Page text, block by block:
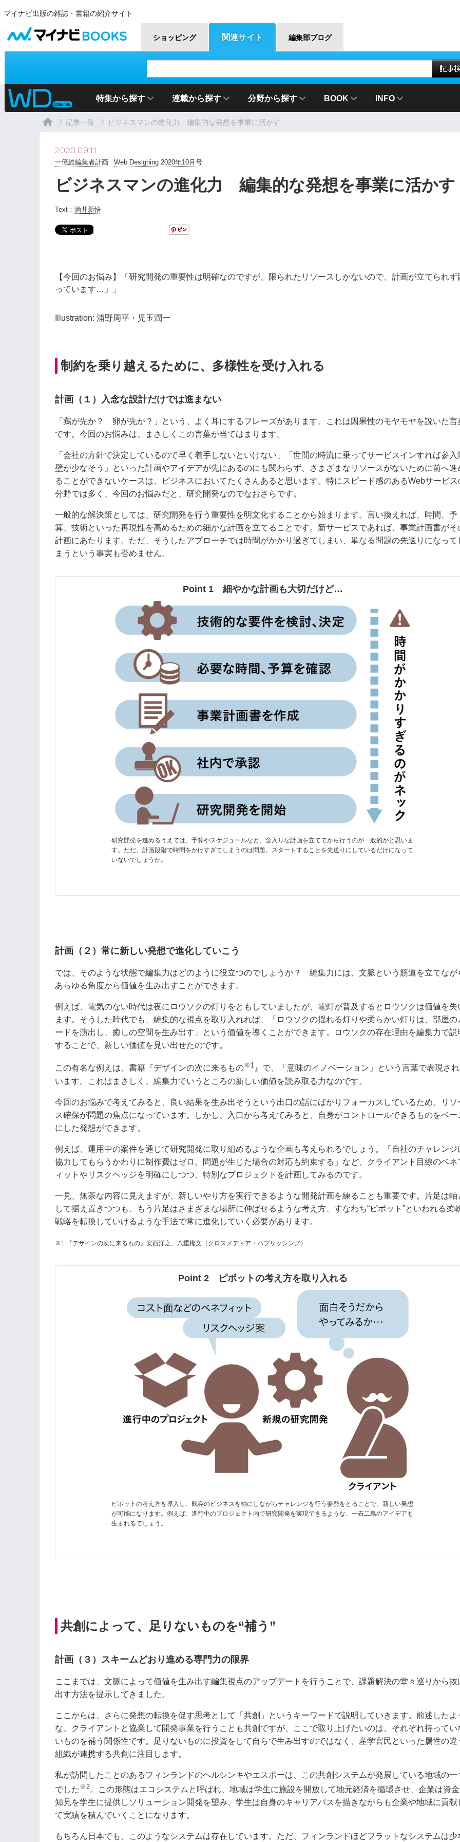
マイナビ出版の雑誌・書籍の紹介サイト
マイナビBOOKS
ショッピング 関連サイト 編集部ブログ
特集から探す 連載から探す 分野から探す BOOK INFO
記事一覧 ビジネスマンの進化力 編集的な発想を事業に活かす
2020.09.11
一億総編集者計画 Web Designing 2020年10月号
ビジネスマンの進化力 編集的な発想を事業に活かす
Text： 酒井新悟
【今回のお悩み】「研究開発の重要性は明確なのですが、限られたリソースしかないので、計画が立てられず
っています…」」
Illustration: 浦野周平・児玉潤一
制約を乗り越えるために、多様性を受け入れる
計画（１）入念な設計だけでは進まない
「鶏が先か？ 卵が先か？」という、よく耳にするフレーズがあります。これは因果性のモヤモヤを説いた言
です。今回のお悩みは、まさしくこの言葉が当てはまります。
「会社の方針で決定しているので早く着手しないといけない」「世間の時流に乗ってサービスインすれば参入
壁が少なそう」といった計画やアイデアが先にあるのにも関わらず、さまざまなリソースがないために前へ進
ることができないケースは、ビジネスにおいてたくさんあると思います。特にスピード感のあるWebサービス
分野では多く、今回のお悩みだと、研究開発なのでなおさらです。
一般的な解決策としては、研究開発を行う重要性を明文化することから始まります。言い換えれば、時間、予
算、技術といった再現性を高めるための細かな計画を立てることです。新サービスであれば、事業計画書がそ
計画にあたります。ただ、そうしたアプローチでは時間がかかり過ぎてしまい、単なる問題の先送りになって
まうという事実も否めません。
Point 1 細やかな計画も大切だけど…
研究開発を進めるうえでは、予算やスケジュールなど、念入りな計画を立ててから行うのが一般的かと思いま
す。ただ、計画段階で時間をかけすぎてしまうのは問題。スタートすることを先送りにしているだけになって
いないでしょうか。
計画（２）常に新しい発想で進化していこう
では、そのような状態で編集力はどのように役立つのでしょうか？ 編集力には、文脈という筋道を立てなが
あらゆる角度から価値を生み出すことができます。
例えば、電気のない時代は夜にロウソクの灯りをともしていましたが、電灯が普及するとロウソクは価値を失
ます。そうした時代でも、編集的な視点を取り入れれば、「ロウソクの揺れる灯りや柔らかい灯りは、部屋の
ードを演出し、癒しの空間を生み出す」という価値を導くことができます。ロウソクの存在理由を編集力で説
することで、新しい価値を見い出せたのです。
この有名な例えは、書籍『デザインの次に来るもの※1』で、「意味のイノベーション」という言葉で表現され
います。これはまさしく、編集力でいうところの新しい価値を読み取る力なのです。
今回のお悩みで考えてみると、良い結果を生み出そうという出口の話にばかりフォーカスしているため、リソ
ス確保が問題の焦点になっています。しかし、入口から考えてみると、自身がコントロールできるものをベー
にした発想ができます。
例えば、運用中の案件を通じて研究開発に取り組めるような企画も考えられるでしょう。「自社のチャレンジ
協力してもらうかわりに制作費はゼロ。問題が生じた場合の対応も約束する」など、クライアント目線のベネ
ィットやリスクヘッジを明確にしつつ、特別なプロジェクトを計画してみるのです。
一見、無茶な内容に見えますが、新しいやり方を実行できるような開発計画を練ることも重要です。片足は軸
して据え置きつつも、もう片足はさまざまな場所に伸ばせるような考え方、すなわち“ピボット”といわれる柔
戦略を転換していけるような手法で常に進化していく必要があります。
※1 『デザインの次に来るもの』安西洋之、八重樫文（クロスメディア・パブリッシング）
Point 2 ピボットの考え方を取り入れる
ピボットの考え方を導入し、既存のビジネスを軸にしながらチャレンジを行う姿勢をとることで、新しい発想
が可能になります。例えば、進行中のプロジェクト内で研究開発を実現できるような、一石二鳥のアイデアも
生まれるでしょう。
共創によって、足りないものを“補う”
計画（３）スキームどおり進める専門力の限界
ここまでは、文脈によって価値を生み出す編集視点のアップデートを行うことで、課題解決の堂々巡りから抜
出す方法を提示してきました。
ここからは、さらに発想の転換を促す思考として「共創」というキーワードで説明していきます。前述したよ
な、クライアントと協業して開発事業を行うことも共創ですが、ここで取り上げたいのは、それぞれ持ってい
いものを補う関係性です。足りないものに投資をして自らで生み出すのではなく、産学官民といった属性の違
組織が連携する共創に注目します。
私が訪問したことのあるフィンランドのヘルシンキやエスポーは、この共創システムが発展している地域の一
でした ※2。この形態はエコシステムと呼ばれ、地域は学生に施設を開放して地元経済を循環させ、企業は資
知見を学生に提供しソリューション開発を望み、学生は自身のキャリアパスを描きながらも企業や地域に貢献
て実績を積んでいくことになります。
もちろん日本でも、このようなシステムは存在しています。ただ、フィンランドほどフラットなシステムは少